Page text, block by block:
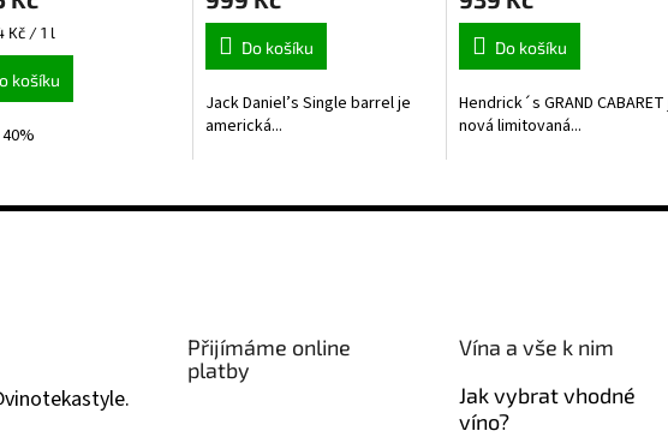
Kč / 1 l
košíku
Do košíku
Jack Daniel’s Single barrel je
americká...
Do košíku
Hendrick´s GRAND
nová limitovaná...
vinotekastyle.
Přijímáme online
platby
Vína a vše k nim
Jak vybrat vhodné
víno?